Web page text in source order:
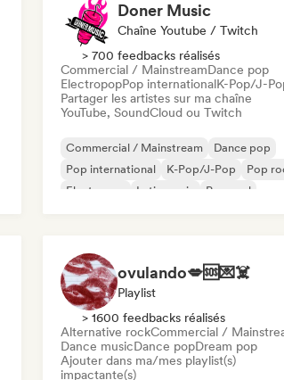
Doner Music
Chaîne Youtube / Twitch
> 700 feedbacks réalisés
Commercial / MainstreamDance pop
ElectropopPop internationalK-Pop/J-
Partager les artistes sur ma chaîne
YouTube, SoundCloud ou Twitch
Commercial / Mainstream
Dance pop
Pop international
K-Pop/J-Pop
Pop
Electropop
Latin music Pop soul
ovulando💋🆘💌☠️
Playlist
> 1600 feedbacks réalisés
Alternative rockCommercial /
Dance musicDance popDream pop
Ajouter dans ma/mes playlist(s)
impactante(s)